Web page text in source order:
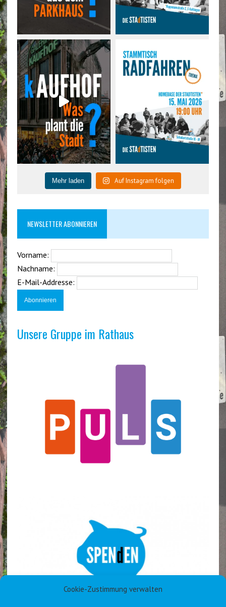
Cookie-Zustimmung verwalten
Mehr laden Auf Instagram folgen
NEWSLETTER ABONNIEREN
Vorname:
Nachname:
E-Mail-Addresse:
Unsere Gruppe im Rathaus